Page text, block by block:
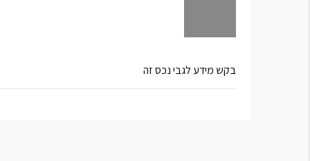
בקש מידע לגבי נכס זה